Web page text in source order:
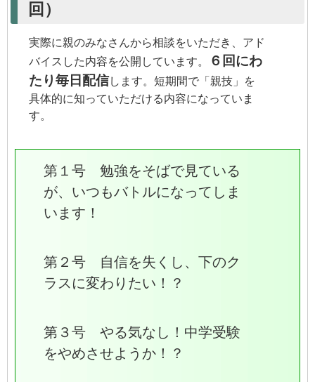
回）
実際に親のみなさんから相談をいただき、アド
バイスした内容を公開しています。
６回にわ
たり毎日配信します。短期間で「親技」を
具体的に知っていただける内容になっていま
す。
第１号 勉強をそばで見ている
が、いつもバトルになってしま
います！
第２号 自信を失くし、下のク
ラスに変わりたい！？
第３号 やる気なし！中学受験
をやめさせようか！？